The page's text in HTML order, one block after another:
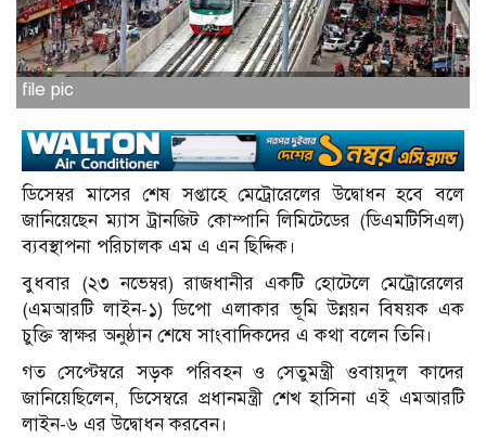
file pic
ডিসেম্বর মাসের শেষ সপ্তাহে মেট্রোরেলের উদ্বোধন হবে বলে
জানিয়েছেন ম্যাস ট্রানজিট কোম্পানি লিমিটেডের (ডিএমটিসিএল)
ব্যবস্থাপনা পরিচালক এম এ এন ছিদ্দিক।
বুধবার (২৩ নভেম্বর) রাজধানীর একটি হোটেলে মেট্রোরেলের
(এমআরটি লাইন-১) ডিপো এলাকার ভূমি উন্নয়ন বিষয়ক এক
চুক্তি স্বাক্ষর অনুষ্ঠান শেষে সাংবাদিকদের এ কথা বলেন তিনি।
গত সেপ্টেম্বরে সড়ক পরিবহন ও সেতুমন্ত্রী ওবায়দুল কাদের
জানিয়েছিলেন, ডিসেম্বরে প্রধানমন্ত্রী শেখ হাসিনা এই এমআরটি
লাইন-৬ এর উদ্বোধন করবেন।